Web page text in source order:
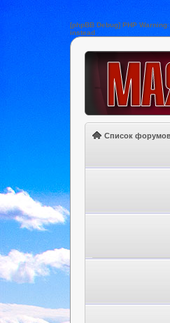
[phpBB Debug] PHP Warning
instead
Список